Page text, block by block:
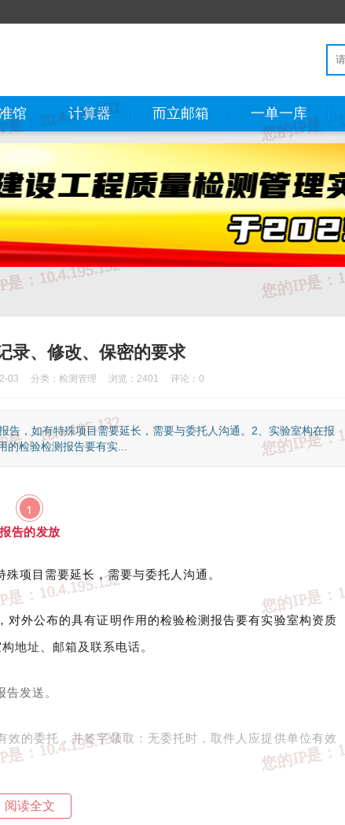
馆 计算器 而立邮箱 一单一库
录、修改、保密的要求
03 分类： 检测管理 浏览：2401 评论：0
告，如有特殊项目需要延长，需要与委托人沟通。2、实验室构在报
检验检测报告要有实...
1
报告的发放
项目需要延长，需要与委托人沟通。
外公布的具有证明作用的检验检测报告要有实验室构资质
地址、邮箱及联系电话。
发送。
的委托，并签字领取：无委托时，取件人应提供单位有效
前跟委托人电话确认方可邮寄。
阅读全文